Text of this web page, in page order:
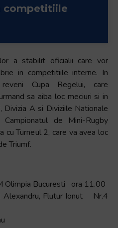
competitiile
a stabilit oficialii care vor
in competitiile interne. In
Cupa Regelui, care
sa aiba loc meciuri si in
Divizia A si Diviziile Nationale
de Mini-Rugby
cu Turneul 2, care va avea loc
Triumf.
Olimpia Bucuresti ora 11.00
Alexandru, Flutur Ionut Nr.4